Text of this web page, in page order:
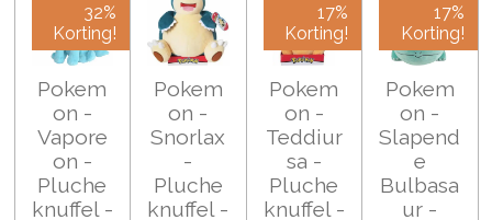
32%
Korting!
Pokem
on -
Vapore
on -
Pluche
knuffel -
Pokem
on -
Snorlax
-
Pluche
knuffel -
17%
Korting!
Pokem
on -
Teddiur
sa -
Pluche
knuffel -
17%
Korting!
Pokem
on -
Slapend
e
Bulbasa
ur -